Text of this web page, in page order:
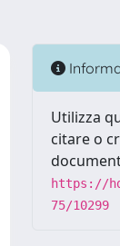
Utilizza
citare o
https://
75/10299